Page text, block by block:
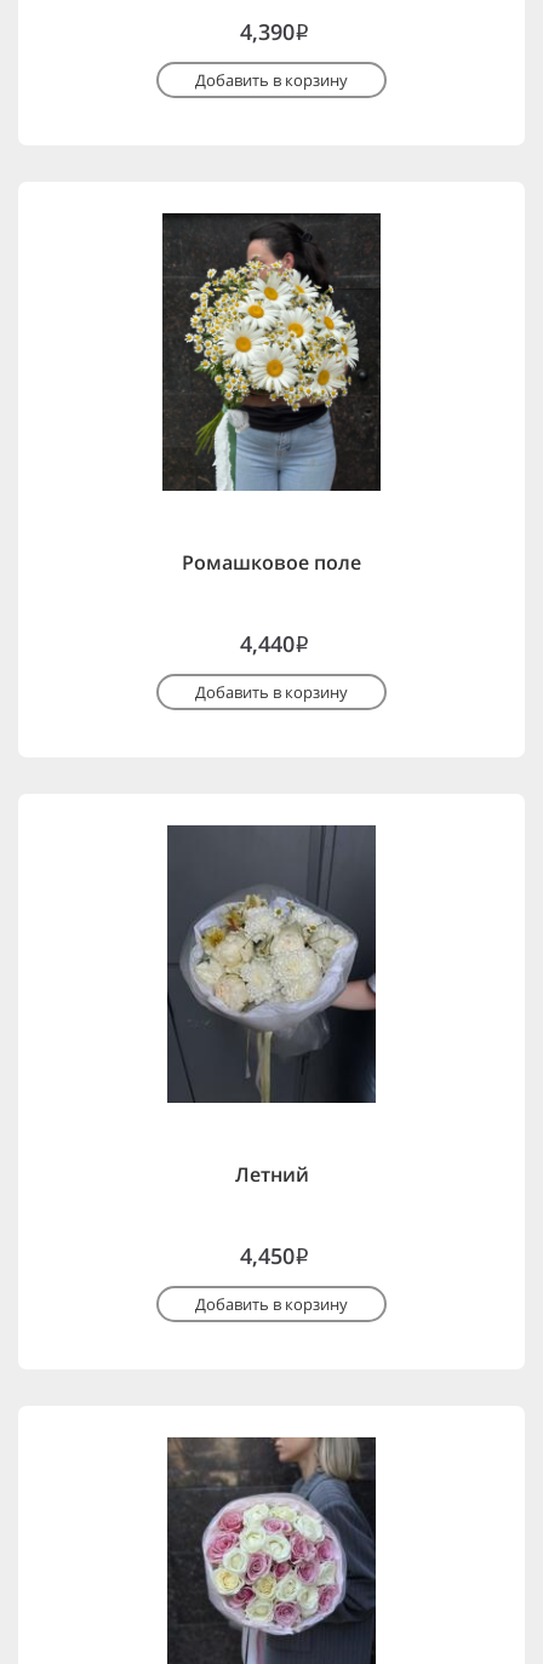
4,390i
Добавить в корзину
Ромашковое поле
4,440i
Добавить в корзину
Летний
4,450i
Добавить в корзину